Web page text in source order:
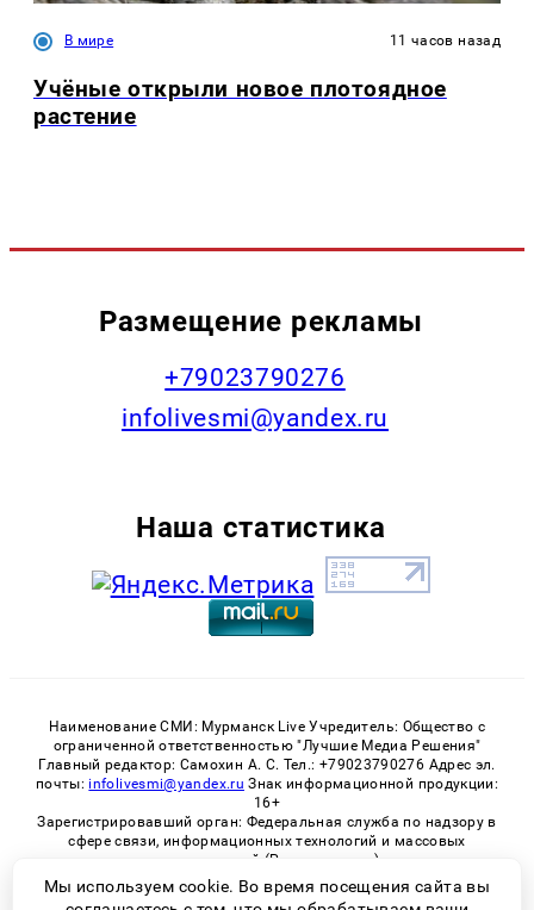
В мире 11 часов назад
Учёные открыли новое плотоядное
растение
Размещение рекламы
+79023790276
infolivesmi@yandex.ru
Наша статистика
Наименование СМИ: Мурманск Live Учредитель: Общество с
ограниченной ответственностью "Лучшие Медиа Решения"
Главный редактор: Самохин А. С. Тел.: +79023790276 Адрес эл.
почты: infolivesmi@yandex.ru Знак информационной продукции:
16+
Зарегистрировавший орган: Федеральная служба по надзору в
сфере связи, информационных технологий и массовых
коммуникаций (Роскомнадзор)
Регистрационный номер СМИ ЭЛ № ФС 77 - 82534 от 21.01.2022
Мы используем cookie. Во время посещения сайта вы